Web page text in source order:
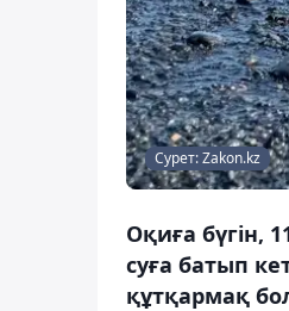
Сурет: Zakon.kz
Оқиға бүгін,
суға батып
құтқармақ